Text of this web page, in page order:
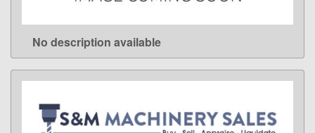
LEARN MORE
No description available